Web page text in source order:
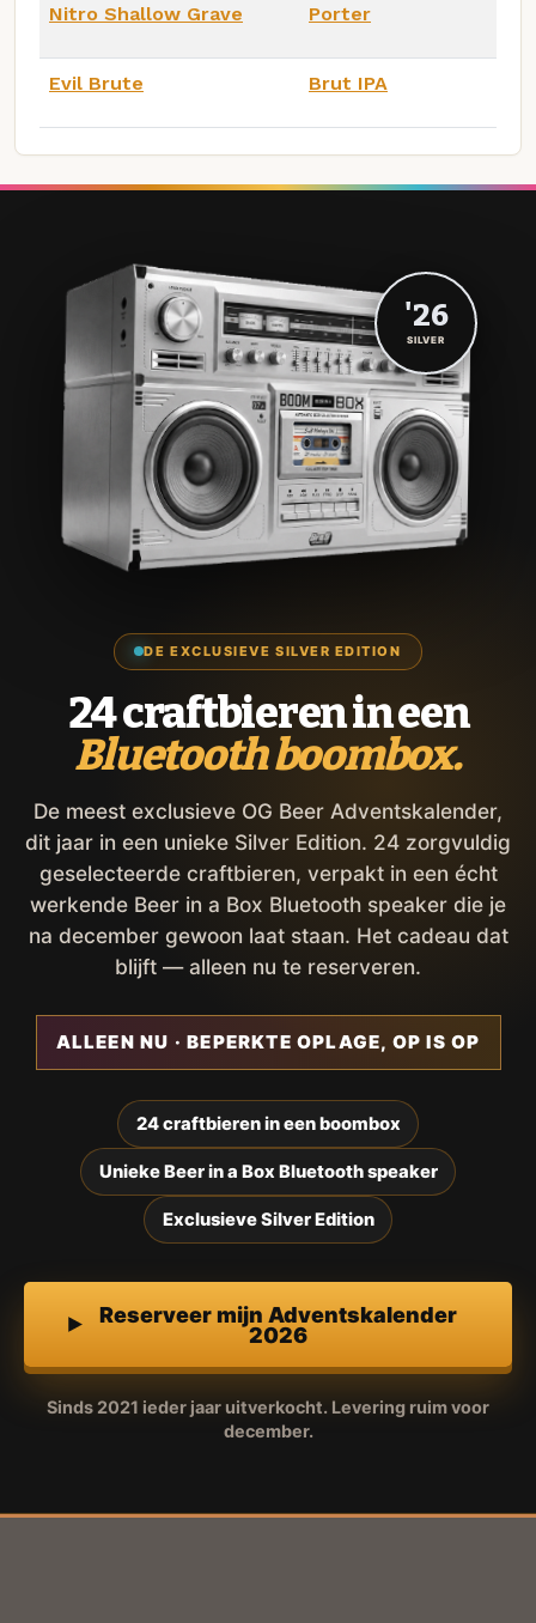
Nitro Shallow Grave Porter
Evil Brute Brut IPA
DE EXCLUSIEVE SILVER EDITION
24 craftbieren in een
Bluetooth boombox.
De meest exclusieve OG Beer Adventskalender,
dit jaar in een unieke Silver Edition. 24 zorgvuldig
geselecteerde craftbieren, verpakt in een écht
werkende Beer in a Box Bluetooth speaker die je
na december gewoon laat staan. Het cadeau dat
blijft — alleen nu te reserveren.
ALLEEN NU · BEPERKTE OPLAGE, OP IS OP
24 craftbieren in een boombox
Unieke Beer in a Box Bluetooth speaker
Exclusieve Silver Edition
Reserveer mijn Adventskalender
2026
Sinds 2021 ieder jaar uitverkocht. Levering ruim voor
december.
'26
SILVER